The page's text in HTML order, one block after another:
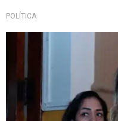
POLÍTICA
Nuevo caso en su contra